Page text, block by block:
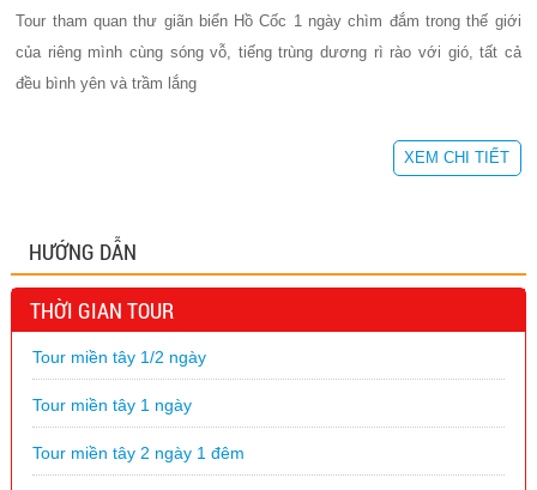
Tour tham quan thư giãn biển Hồ Cốc 1 ngày chìm đắm trong thế giới
của riêng mình cùng sóng vỗ, tiếng trùng dương rì rào với gió, tất cả
đều bình yên và trầm lắng
XEM CHI TIẾT
HƯỚNG DẪN
THỜI GIAN TOUR
Tour miền tây 1/2 ngày
Tour miền tây 1 ngày
Tour miền tây 2 ngày 1 đêm